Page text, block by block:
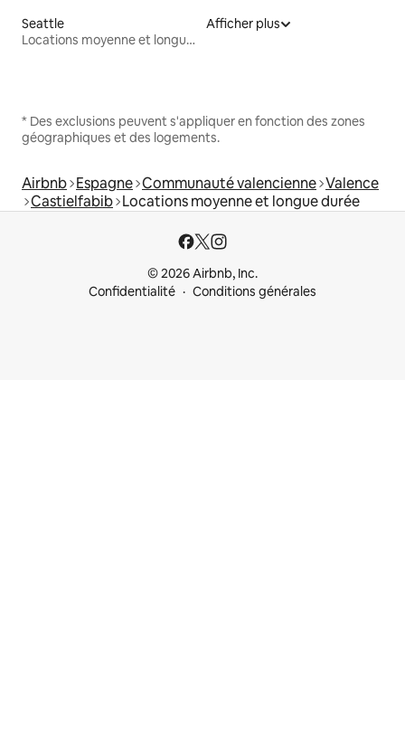
Seattle
Locations moyenne et longue durée
Afficher plus
* Des exclusions peuvent s'appliquer en fonction des zones
géographiques et des logements.
Airbnb Espagne Communauté valencienne Valence
Castielfabib Locations moyenne et longue durée
© 2026 Airbnb, Inc.
Confidentialité
Conditions générales